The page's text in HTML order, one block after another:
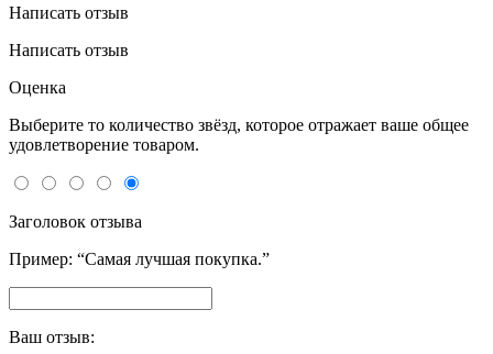
Написать отзыв
Написать отзыв
Оценка
Выберите то количество звёзд, которое отражает ваше общее
удовлетворение товаром.
Заголовок отзыва
Пример: “Самая лучшая покупка.”
Ваш отзыв: